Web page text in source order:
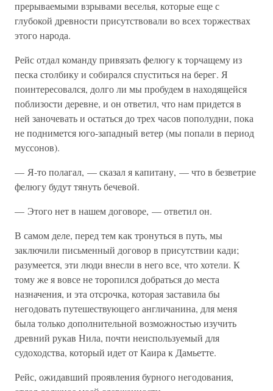
прерываемыми взрывами веселья, которые еще с
глубокой древности присутствовали во всех торжествах
этого народа.
Рейс отдал команду привязать фелюгу к торчащему из
песка столбику и собирался спуститься на берег. Я
поинтересовался, долго ли мы пробудем в находящейся
поблизости деревне, и он ответил, что нам придется в
ней заночевать и остаться до трех часов пополудни, пока
не поднимется юго-западный ветер (мы попали в период
муссонов).
— Я-то полагал, — сказал я капитану, — что в безветрие
фелюгу будут тянуть бечевой.
— Этого нет в нашем договоре, — ответил он.
В самом деле, перед тем как тронуться в путь, мы
заключили письменный договор в присутствии кади;
разумеется, эти люди внесли в него все, что хотели. К
тому же я вовсе не торопился добраться до места
назначения, и эта отсрочка, которая заставила бы
негодовать путешествующего англичанина, для меня
была только дополнительной возможностью изучить
древний рукав Нила, почти неиспользуемый для
судоходства, который идет от Каира к Дамьетте.
Рейс, ожидавший проявления бурного негодования,